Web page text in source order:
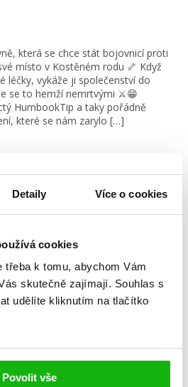
Detaily Více o cookies
cookies
třeba k tomu, abychom Vám
skutečně zajímají. Souhlas s
udělíte kliknutím na tlačítko
Povolit vše
která se chce stát bojovnicí proti
místo v Kostěném rodu 🦴 Když
léčky, vykáže ji společenství do
se to hemží nemrtvými ⚔️😁
HumbookTip a taky pořádně
které se nám zarylo […]